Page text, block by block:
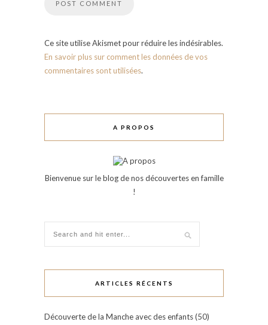
Ce site utilise Akismet pour réduire les indésirables.
En savoir plus sur comment les données de vos
commentaires sont utilisées.
A PROPOS
Bienvenue sur le blog de nos découvertes en famille
!
ARTICLES RÉCENTS
Découverte de la Manche avec des enfants (50)